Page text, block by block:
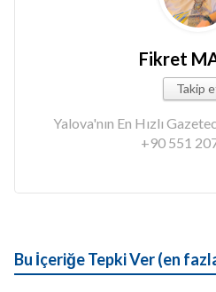
Fikret
Takip
Yalova'nın En Hızlı
+90 551
Bu İçeriğe Tepki Ver (en